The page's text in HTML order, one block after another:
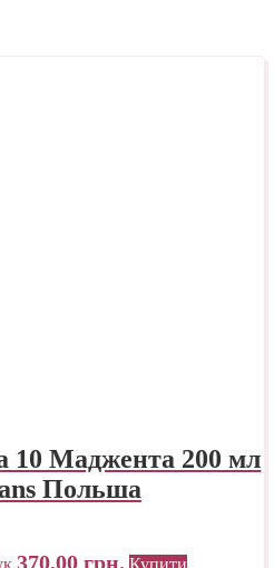
10 Маджента 200 мл
Польша
370,00грн. Купити